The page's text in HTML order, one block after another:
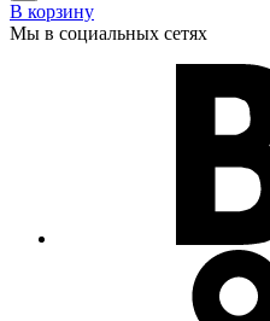
В корзину
Мы в социальных сетях